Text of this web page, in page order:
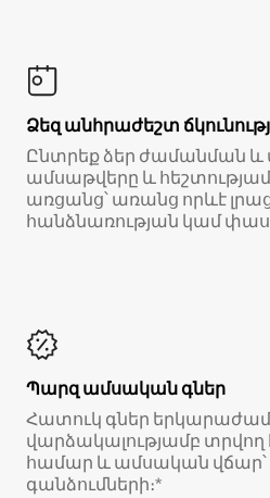
Ձեզ անհրաժեշտ
Ընտրեք ձեր ժամանման և
ամսաթվերը և
առցանց՝ առանց որևէ
հանձնառության կամ
Պարզ ամսական գներ
Հատուկ գներ
վարձակալությամբ
համար և ամսական վճար՝
գանձումների։*